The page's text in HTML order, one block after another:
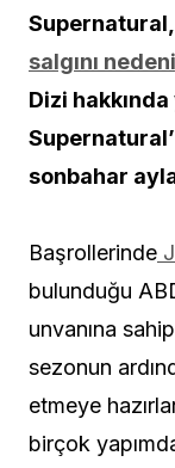
salgını
Dizi
sonbahar
Başrollerinde
bulunduğu
unvanına
sezonun
etmeye
birçok